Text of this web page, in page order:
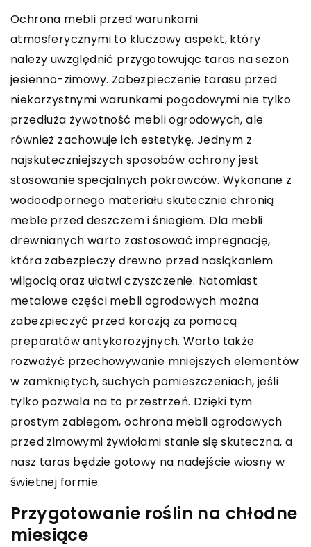
Ochrona mebli przed warunkami
atmosferycznymi to kluczowy aspekt, który
należy uwzględnić przygotowując taras na sezon
jesienno-zimowy. Zabezpieczenie tarasu przed
niekorzystnymi warunkami pogodowymi nie tylko
przedłuża żywotność mebli ogrodowych, ale
również zachowuje ich estetykę. Jednym z
najskuteczniejszych sposobów ochrony jest
stosowanie specjalnych pokrowców. Wykonane z
wodoodpornego materiału skutecznie chronią
meble przed deszczem i śniegiem. Dla mebli
drewnianych warto zastosować impregnację,
która zabezpieczy drewno przed nasiąkaniem
wilgocią oraz ułatwi czyszczenie. Natomiast
metalowe części mebli ogrodowych można
zabezpieczyć przed korozją za pomocą
preparatów antykorozyjnych. Warto także
rozważyć przechowywanie mniejszych elementów
w zamkniętych, suchych pomieszczeniach, jeśli
tylko pozwala na to przestrzeń. Dzięki tym
prostym zabiegom, ochrona mebli ogrodowych
przed zimowymi żywiołami stanie się skuteczna, a
nasz taras będzie gotowy na nadejście wiosny w
świetnej formie.
Przygotowanie roślin na chłodne
miesiące